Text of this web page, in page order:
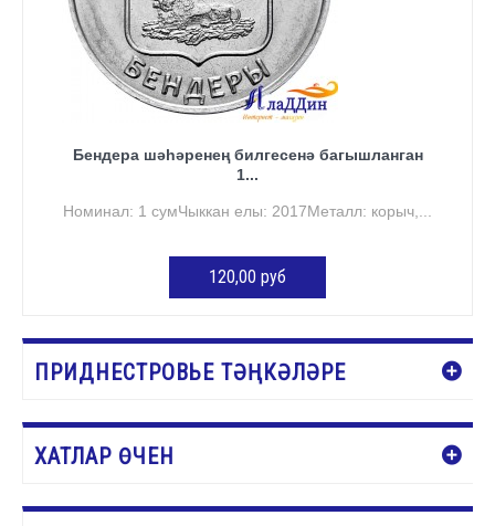
Бендера шәһәренең билгесенә багышланган
1...
Номинал: 1 сумЧыккан елы: 2017Металл: корыч,...
120,00 руб
ПРИДНЕСТРОВЬЕ ТӘҢКӘЛӘРЕ
ХАТЛАР ӨЧЕН